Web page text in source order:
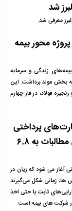
شد
معرفی شد.
محور بیمه
در طرح بیمه‌های زندگی و سرمایه
بخش مولد برداشت. این
فولاد، در فاز چهارم
پرداختی
در بیمه تعاون/افزایش مطالبات به ۶.۸
آغاز می شود که زیان در
زمانی شکل می‌گیرند
ثابت یا حتی اخذ
در شرکت های بیمه است.